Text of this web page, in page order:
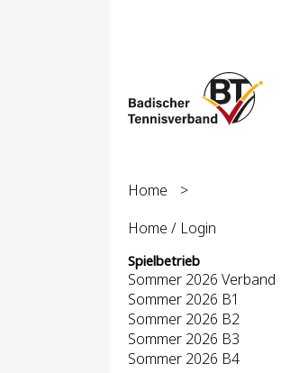
Home
>
Home / Login
Spielbetrieb
Sommer 2026 Verband
Sommer 2026 B1
Sommer 2026 B2
Sommer 2026 B3
Sommer 2026 B4